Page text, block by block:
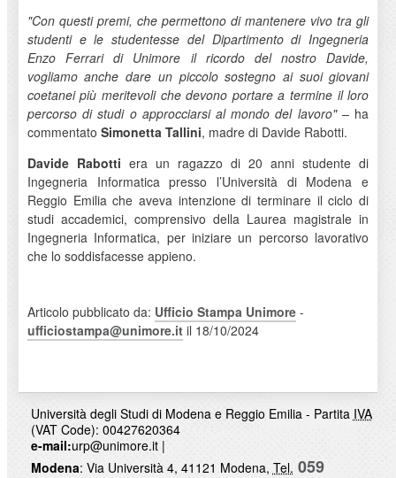
"Con questi premi, che permettono di mantenere vivo tra gli
studenti e le studentesse del Dipartimento di Ingegneria
Enzo Ferrari di Unimore il ricordo del nostro Davide,
vogliamo anche dare un piccolo sostegno ai suoi giovani
coetanei più meritevoli che devono portare a termine il loro
percorso di studi o approcciarsi al mondo del lavoro" –ha
commentato Simonetta Tallini, madre di Davide Rabotti.
Davide Rabotti era un ragazzo di 20 anni studente di
Ingegneria Informatica presso l’Università di Modena e
Reggio Emilia che aveva intenzione di terminare il ciclo di
studi accademici, comprensivo della Laurea magistrale in
Ingegneria Informatica, per iniziare un percorso lavorativo
che lo soddisfacesse appieno.
Articolo pubblicato da: Ufficio Stampa Unimore-
ufficiostampa@unimore.itil 18/10/2024
Università degli Studi di Modena e Reggio Emilia - Partita IVA
(VAT Code): 00427620364
e-mail:urp@unimore.it|
Modena: Via Università 4, 41121 Modena, Tel. 059